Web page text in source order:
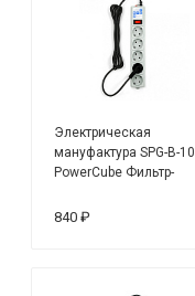
Электрическая
мануфактура SPG-B-10
PowerCube Фильтр-
840 ₽